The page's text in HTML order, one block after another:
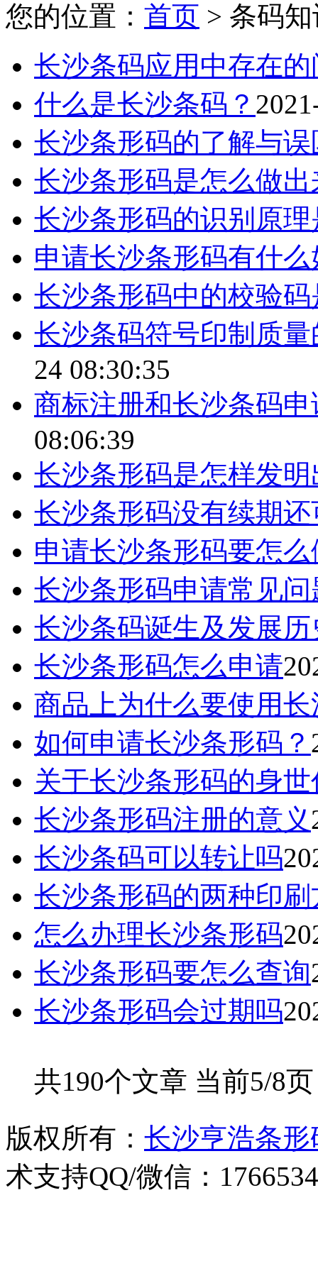
您的位置： 首页 > 条码
长沙条码应用中存在
什么是长沙条码？
长沙条形码的了解与误
长沙条形码是怎么做出
长沙条形码的识别原
申请长沙条形码有什么
长沙条形码中的校验
长沙条码符号印制质
24 08:30:35
商标注册和长沙条码
08:06:39
长沙条形码是怎样发
长沙条形码没有续期
申请长沙条形码要怎么
长沙条形码申请常见问
长沙条码诞生及发展
长沙条形码怎么申请
商品上为什么要使用
如何申请长沙条形码？
关于长沙条形码的身
长沙条形码注册的意义
长沙条码可以转让吗
长沙条形码的两种印刷
怎么办理长沙条形码
长沙条形码要怎么查询
长沙条形码会过期吗
共190个文章 当前5/8
版权所有： 长沙亨浩条
术支持QQ/微信：